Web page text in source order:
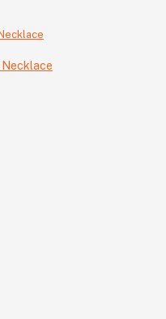
Necklace